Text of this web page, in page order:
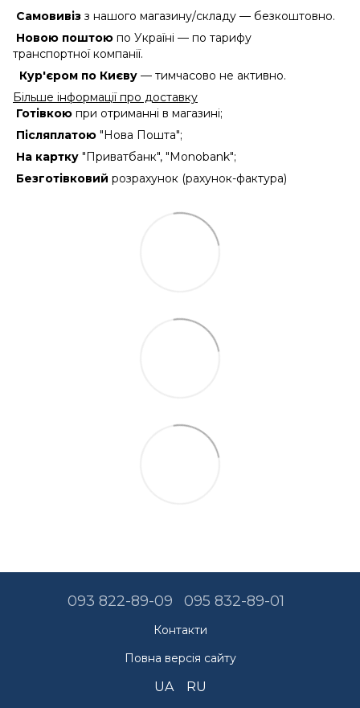
Самовивіз з нашого магазину/складу — безкоштовно.
Новою поштою по Україні — по тарифу
транспортної компанії.
Кур'єром по Києву — тимчасово не активно.
Більше інформації про доставку
Готівкою при отриманні в магазині;
Післяплатою "Нова Пошта";
На картку "Приватбанк", "Monobank";
Безготівковий розрахунок (рахунок-фактура)
093 822-89-09 095 832-89-01
Контакти
Повна версія сайту
UA RU